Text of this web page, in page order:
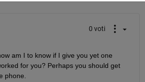
0 voti
am I to know if I give you yet one
for you? Perhaps you should get
phone.